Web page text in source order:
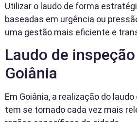
Utilizar o laudo de forma
baseadas em urgência ou
uma gestão mais eficiente e
Laudo de
Goiânia
Em Goiânia, a realização do
tem se tornado cada vez mais